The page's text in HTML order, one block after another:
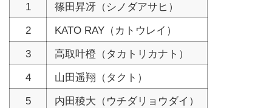
1
篠田昇冴（シノダアサヒ）
2
KATO RAY（カトウレイ）
3
高取叶橙（タカトリカナト）
4
山田遥翔（タクト）
5
内田稜大（ウチダリョウダイ）